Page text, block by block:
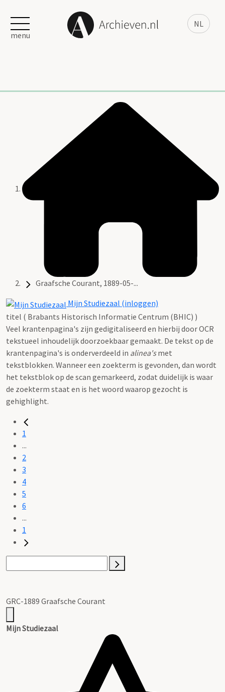
NL
menu
Graafsche Courant, 1889-05-...
Mijn Studiezaal (inloggen)
titel ( Brabants Historisch Informatie Centrum (BHIC) )
Veel krantenpagina's zijn gedigitaliseerd en hierbij door OCR
tekstueel inhoudelijk doorzoekbaar gemaakt. De tekst op de
krantenpagina's is onderverdeeld in alinea'smet
tekstblokken. Wanneer een zoekterm is gevonden, dan wordt
het tekstblok op de scan gemarkeerd, zodat duidelijk is waar
de zoekterm staat en is het woord waarop gezocht is
gehighlight.
1
...
2
3
4
5
6
...
1
GRC-1889 Graafsche Courant
Mijn Studiezaal